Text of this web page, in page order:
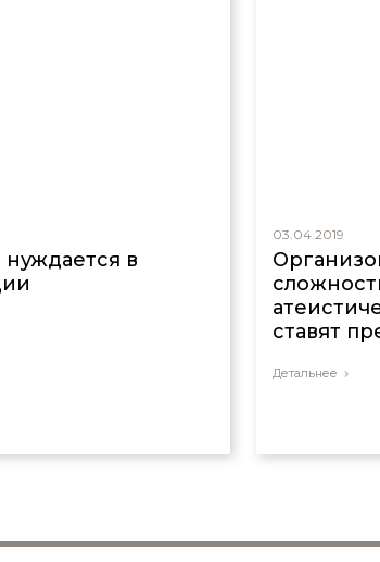
в
03.04.2019
ставят
Детальнее